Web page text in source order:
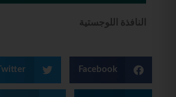
النافذة اللوجستية
Facebook
Twitter